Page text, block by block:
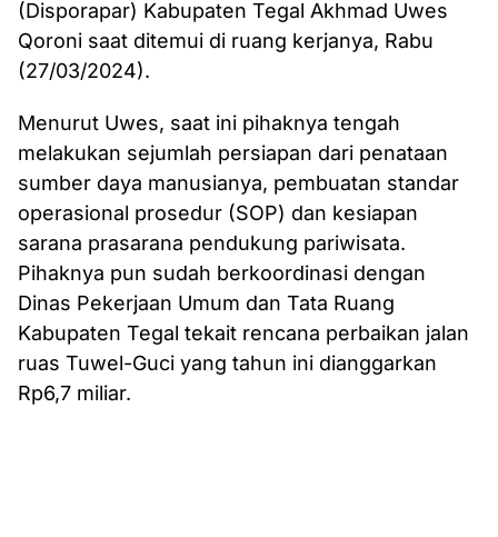
(Disporapar) Kabupaten Tegal Akhmad Uwes
Qoroni saat ditemui di ruang kerjanya, Rabu
(27/03/2024).
Menurut Uwes, saat ini pihaknya tengah
melakukan sejumlah persiapan dari penataan
sumber daya manusianya, pembuatan standar
operasional prosedur (SOP) dan kesiapan
sarana prasarana pendukung pariwisata.
Pihaknya pun sudah berkoordinasi dengan
Dinas Pekerjaan Umum dan Tata Ruang
Kabupaten Tegal tekait rencana perbaikan jalan
ruas Tuwel-Guci yang tahun ini dianggarkan
Rp6,7 miliar.